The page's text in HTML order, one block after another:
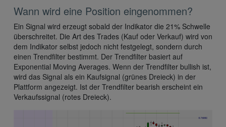
Wann wird eine Position eingenommen?
Ein Signal wird erzeugt sobald der Indikator die 21% Schwelle
überschreitet. Die Art des Trades (Kauf oder Verkauf) wird von
dem Indikator selbst jedoch nicht festgelegt, sondern durch
einen Trendfilter bestimmt. Der Trendfilter basiert auf
Exponential Moving Averages. Wenn der Trendfilter bullish ist,
wird das Signal als ein Kaufsignal (grünes Dreieck) in der
Plattform angezeigt. Ist der Trendfilter bearish erscheint ein
Verkaufssignal (rotes Dreieck).